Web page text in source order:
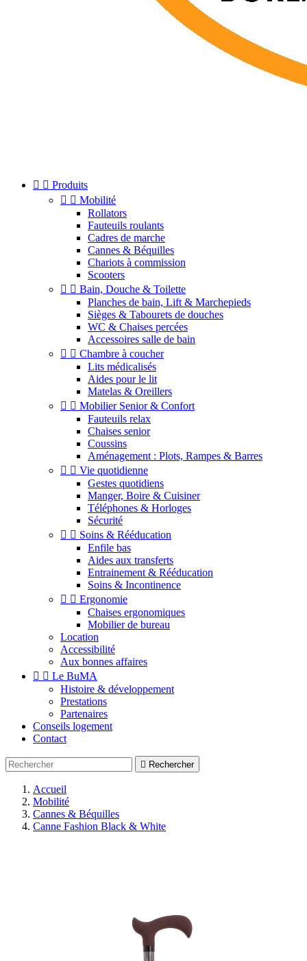
  Produits
  Mobilité
Rollators
Fauteuils roulants
Cadres de marche
Cannes & Béquilles
Chariots à commission
Scooters
  Bain, Douche & Toilette
Planches de bain, Lift & Marchepieds
Sièges & Tabourets de douches
WC & Chaises percées
Accessoires salle de bain
  Chambre à coucher
Lits médicalisés
Aides pour le lit
Matelas & Oreillers
  Mobilier Senior & Confort
Fauteuils relax
Chaises senior
Coussins
Aménagement : Plots, Rampes & Barres
  Vie quotidienne
Gestes quotidiens
Manger, Boire & Cuisiner
Téléphones & Horloges
Sécurité
  Soins & Rééducation
Enfile bas
Aides aux transferts
Entrainement & Rééducation
Soins & Incontinence
  Ergonomie
Chaises ergonomiques
Mobilier de bureau
Location
Accessibilité
Aux bonnes affaires
  Le BuMA
Histoire & développement
Prestations
Partenaires
Conseils logement
Contact
 Rechercher
Accueil
Mobilité
Cannes & Béquilles
Canne Fashion Black & White